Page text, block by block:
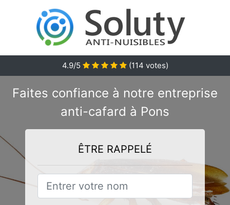
4.9/5 (114 votes)
Faites confiance à notre entreprise
anti-cafard à Pons
ÊTRE RAPPELÉ